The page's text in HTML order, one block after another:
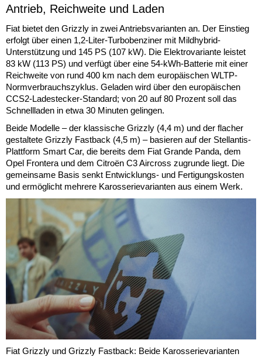
Antrieb, Reichweite und Laden
Fiat bietet den Grizzly in zwei Antriebsvarianten an. Der Einstieg
erfolgt über einen 1,2-Liter-Turbobenziner mit Mildhybrid-
Unterstützung und 145 PS (107 kW). Die Elektrovariante leistet
83 kW (113 PS) und verfügt über eine 54-kWh-Batterie mit einer
Reichweite von rund 400 km nach dem europäischen WLTP-
Normverbrauchszyklus. Geladen wird über den europäischen
CCS2-Ladestecker-Standard; von 20 auf 80 Prozent soll das
Schnellladen in etwa 30 Minuten gelingen.
Beide Modelle – der klassische Grizzly (4,4 m) und der flacher
gestaltete Grizzly Fastback (4,5 m) – basieren auf der Stellantis-
Plattform Smart Car, die bereits dem Fiat Grande Panda, dem
Opel Frontera und dem Citroën C3 Aircross zugrunde liegt. Die
gemeinsame Basis senkt Entwicklungs- und Fertigungskosten
und ermöglicht mehrere Karosserievarianten aus einem Werk.
Fiat Grizzly und Grizzly Fastback: Beide Karosserievarianten